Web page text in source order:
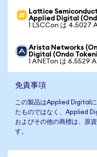
Lattice
Applied Digital
1 LSCCon は 4.5027
Arista Networks
Digital (Ondo
1 ANETon は 6.5529
免責事項
この製品はApplied Digital
たものではなく、Applied
およびその他の商標は、原
す。